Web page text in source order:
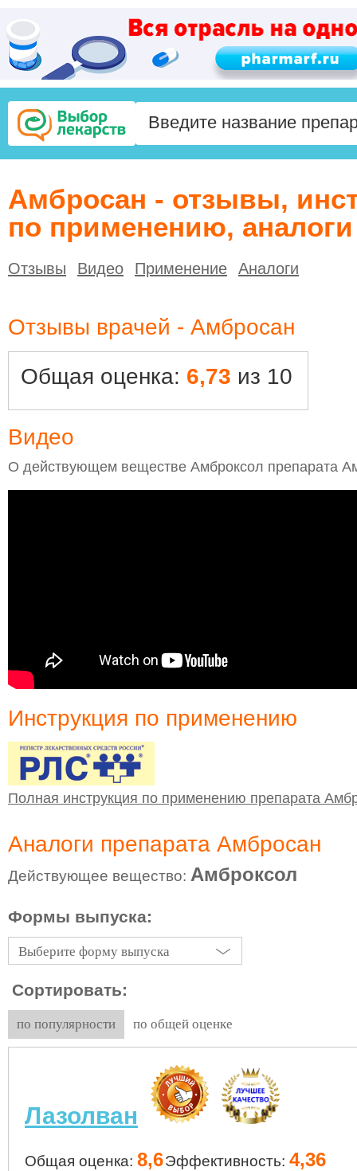
Амбросан - отзывы,
по применению, аналоги
Отзывы Видео Применение Аналоги
Отзывы врачей - Амбросан
Общая оценка: 6,73 из 10
Видео
О действующем веществе Амброксол препарата
Инструкция по применению
Полная инструкция по применению препарата
Аналоги препарата Амбросан
Действующее вещество: Амброксол
Формы выпуска:
Выберите форму выпуска
Сортировать:
по популярности по общей оценке
Лазолван
Общая оценка: 8,6Эффективность: 4,36